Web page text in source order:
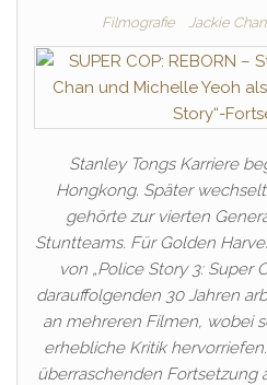
Filmografie Jackie
Stanley Tongs Karriere
Hongkong. Später
gehörte zur vierten
Stuntteams. Für Golden
von „Police Story 3: Super
darauffolgenden 30 Jahren
an mehreren Filmen, wobei
erhebliche Kritik
überraschenden Fortsetzung